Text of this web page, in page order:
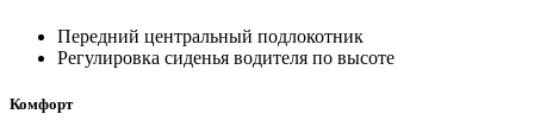
Передний центральный подлокотник
Регулировка сиденья водителя по высоте
Комфорт